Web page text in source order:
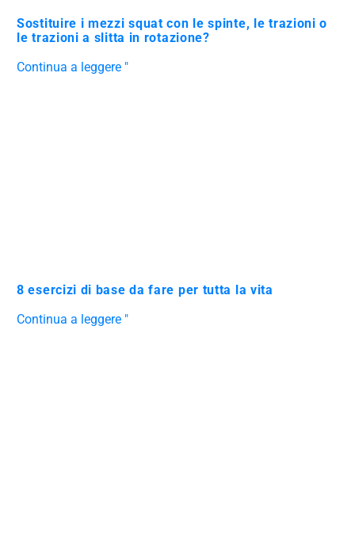
Sostituire i mezzi squat con le spinte, le trazioni o
le trazioni a slitta in rotazione?
Continua a leggere "
8 esercizi di base da fare per tutta la vita
Continua a leggere "